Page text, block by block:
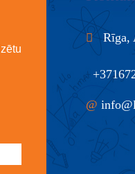
Rīga,
@